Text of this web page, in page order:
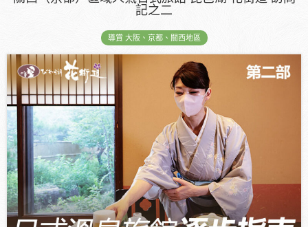
記之二
導賞 大阪、京都、關西地區